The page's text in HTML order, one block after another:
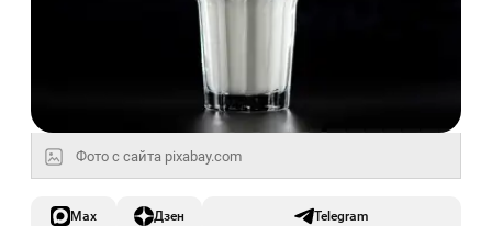
Фото с сайта pixabay.com
Max Дзен Telegram